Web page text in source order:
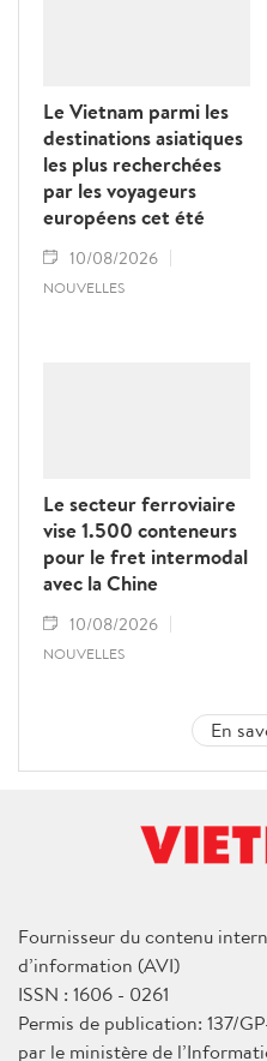
Le Vietnam parmi les
destinations asiatiques
les plus recherchées
par les voyageurs
européens cet été
10/08/2026
NOUVELLES
Le secteur ferroviaire
vise 1.500 conteneurs
pour le fret intermodal
avec la Chine
10/08/2026
NOUVELLES
En
Fournisseur du contenu
d’information (AVI)
ISSN : 1606 - 0261
Permis de publication: 137/
par le ministère de